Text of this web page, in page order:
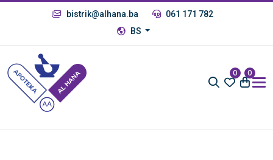
bistrik@alhana.ba
061 171 782
BS
0 0